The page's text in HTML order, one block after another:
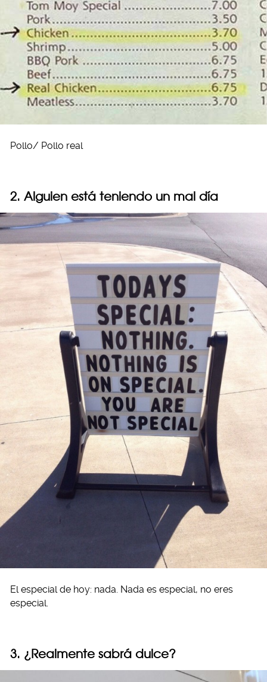
Pollo/ Pollo real
2. Alguien está teniendo un mal día
El especial de hoy: nada. Nada es especial, no eres
especial.
3. ¿Realmente sabrá dulce?